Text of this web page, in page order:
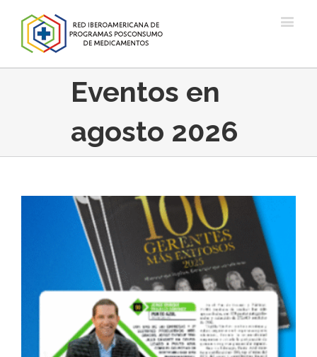
Eventos en
agosto 2026